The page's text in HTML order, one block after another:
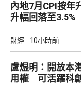
內地7月CPI按
升幅回落至3.5%
財經 10小時前
盧煜明：開放本
用權 可活躍科